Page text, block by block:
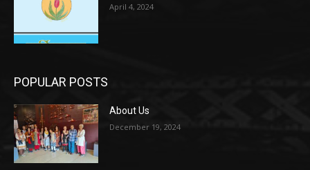
April 4, 2024
POPULAR POSTS
About Us
December 19, 2024